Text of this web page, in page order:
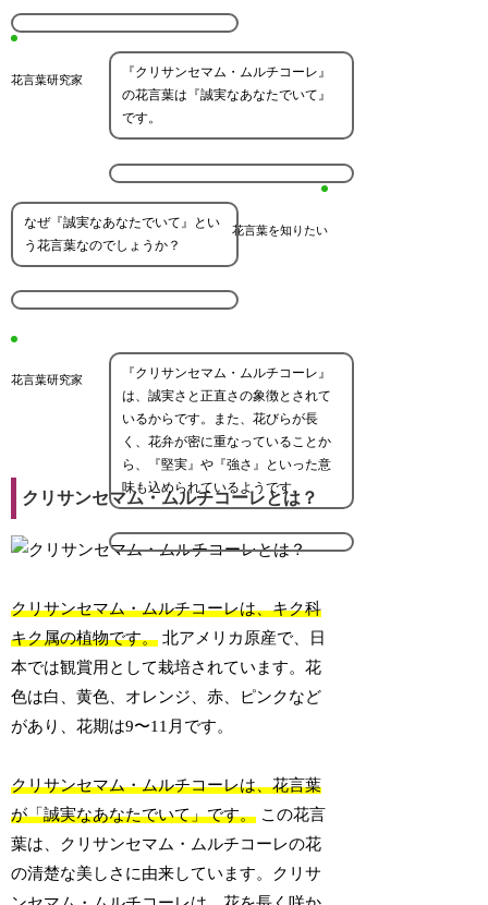
花言葉研究家
『クリサンセマム・ムルチコーレ』
の花言葉は『誠実なあなたでいて』
です。
花言葉を知りたい
なぜ『誠実なあなたでいて』とい
う花言葉なのでしょうか？
花言葉研究家
『クリサンセマム・ムルチコーレ』
は、誠実さと正直さの象徴とされて
いるからです。また、花びらが長
く、花弁が密に重なっていることか
ら、『堅実』や『強さ』といった意
味も込められているようです。
クリサンセマム・ムルチコーレとは？
クリサンセマム・ムルチコーレは、キク科
キク属の植物です。 北アメリカ原産で、日
本では観賞用として栽培されています。花
色は白、黄色、オレンジ、赤、ピンクなど
があり、花期は9〜11月です。
クリサンセマム・ムルチコーレは、花言葉
が「誠実なあなたでいて」です。 この花言
葉は、クリサンセマム・ムルチコーレの花
の清楚な美しさに由来しています。クリサ